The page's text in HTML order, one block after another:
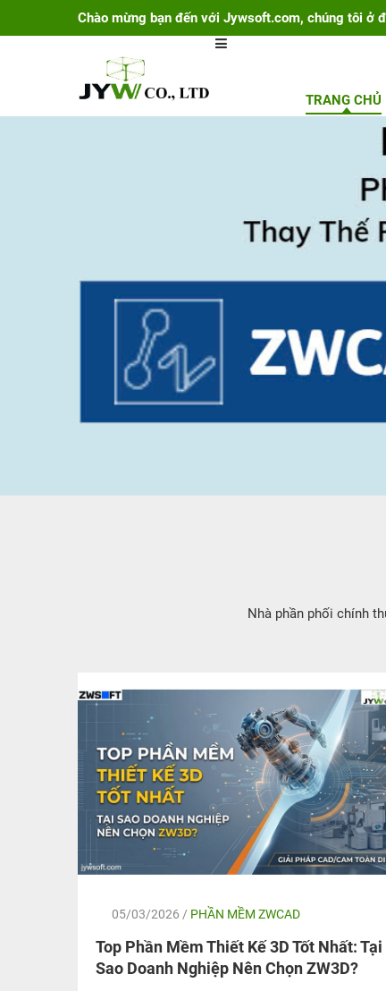
Chào mừng bạn đến với Jywsoft.com, chúng tôi ở
TRANG CHỦ
Nhà phần phối chính
05/03/2026 / PHẦN MỀM ZWCAD
Top Phần Mềm Thiết Kế 3D Tốt Nhất: Tại
Sao Doanh Nghiệp Nên Chọn ZW3D?